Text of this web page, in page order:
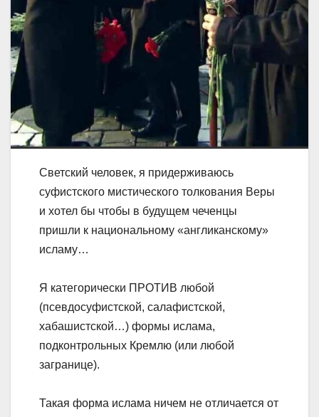
Светский человек, я придерживаюсь
суфистского мистического толкования Веры
и хотел бы чтобы в будущем чеченцы
пришли к национальному «англиканскому»
исламу…
Я категорически ПРОТИВ любой
(псевдосуфистской, салафистской,
хабашистской…) формы ислама,
подконтрольных Кремлю (или любой
загранице).
Такая форма ислама ничем не отличается от